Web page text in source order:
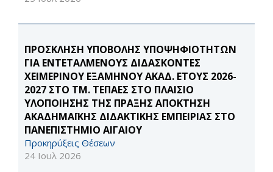
ΠΡΟΣΚΛΗΣΗ ΥΠΟΒΟΛΗΣ ΥΠΟΨΗΦΙΟΤΗΤΩΝ
ΓΙΑ ΕΝΤΕΤΑΛΜΕΝΟΥΣ ΔΙΔΑΣΚΟΝΤΕΣ
ΧΕΙΜΕΡΙΝΟΥ ΕΞΑΜΗΝΟΥ ΑΚΑΔ. ΕΤΟΥΣ 2026-
2027 ΣΤΟ ΤΜ. ΤΕΠΑΕΣ ΣΤΟ ΠΛΑΙΣΙΟ
ΥΛΟΠΟΙΗΣΗΣ ΤΗΣ ΠΡΑΞΗΣ ΑΠΟΚΤΗΣΗ
ΑΚΑΔΗΜΑΪΚΗΣ ΔΙΔΑΚΤΙΚΗΣ ΕΜΠΕΙΡΙΑΣ ΣΤΟ
ΠΑΝΕΠΙΣΤΗΜΙΟ ΑΙΓΑΙΟΥ
Προκηρύξεις Θέσεων
24 Ιουλ 2026